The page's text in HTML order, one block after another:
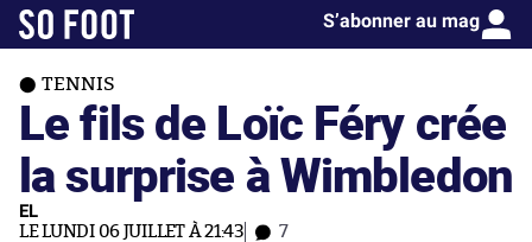
S’abonner au mag
TENNIS
Le fils de Loïc Féry crée
la surprise à Wimbledon
EL
LE LUNDI 06 JUILLET À 21:43 7